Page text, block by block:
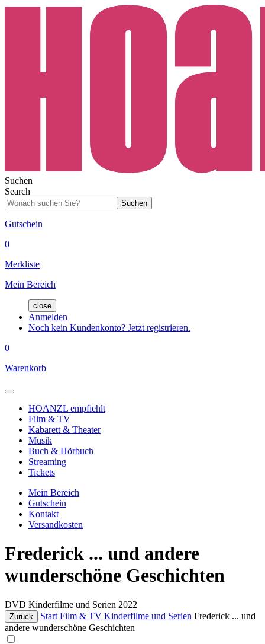
Suchen
Search
Suchen
Gutschein
0
Merkliste
Mein Bereich
close
Anmelden
Noch kein Kundenkonto? Jetzt registrieren.
0
Warenkorb
HOANZL empfiehlt
Film & TV
Kabarett & Theater
Musik
Buch & Hörbuch
Streaming
Tickets
Mein Bereich
Gutschein
Kontakt
Versandkosten
Frederick ... und andere
wunderschöne Geschichten
DVD Kinderfilme und Serien 2022
Zurück Start Film & TV Kinderfilme und Serien Frederick ... und
andere wunderschöne Geschichten